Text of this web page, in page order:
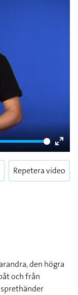
Enter
Repetera video
den högra
och från